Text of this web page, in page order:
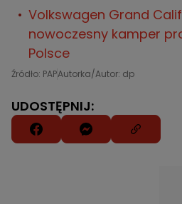
Volkswagen Grand
nowoczesny kamper
Polsce
Źródło: PAPAutorka/Autor: dp
UDOSTĘPNIJ: